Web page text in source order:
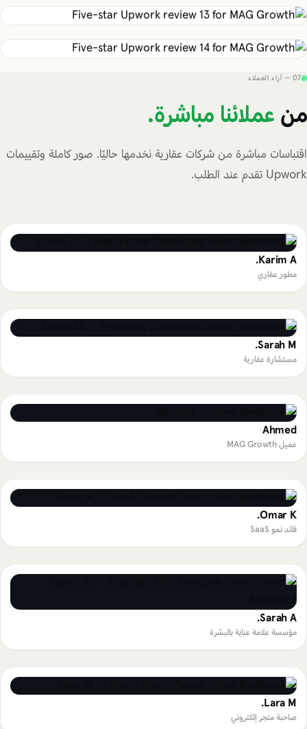
07 — آراء العملاء
من عملائنا مباشرة.
اقتباسات مباشرة من شركات عقارية نخدمها حاليًا. صور كاملة وتقييمات
Upwork تقدم عند الطلب.
Karim A.
مطور عقاري
Sarah M.
مستشارة عقارية
Ahmed
عميل MAG Growth
Omar K.
قائد نمو SaaS
Sarah A.
مؤسسة علامة عناية بالبشرة
Lara M.
صاحبة متجر إلكتروني